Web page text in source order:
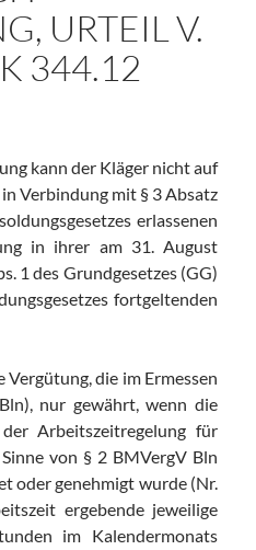
URTEIL V.
344.12
kann der Kläger nicht auf
Verbindung mit § 3 Absatz
erlassenen
in ihrer am 31. August
1 des Grundgesetzes (GG)
fortgeltenden
die im Ermessen
nur gewährt, wenn die
Arbeitszeitregelung für
von § 2 BMVergV Bln
oder genehmigt wurde (Nr.
ergebende jeweilige
im Kalendermonats